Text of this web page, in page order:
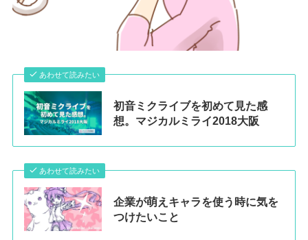
あわせて読みたい
初音ミクライブを初めて見た感
想。マジカルミライ2018大阪
あわせて読みたい
企業が萌えキャラを使う時に気を
つけたいこと